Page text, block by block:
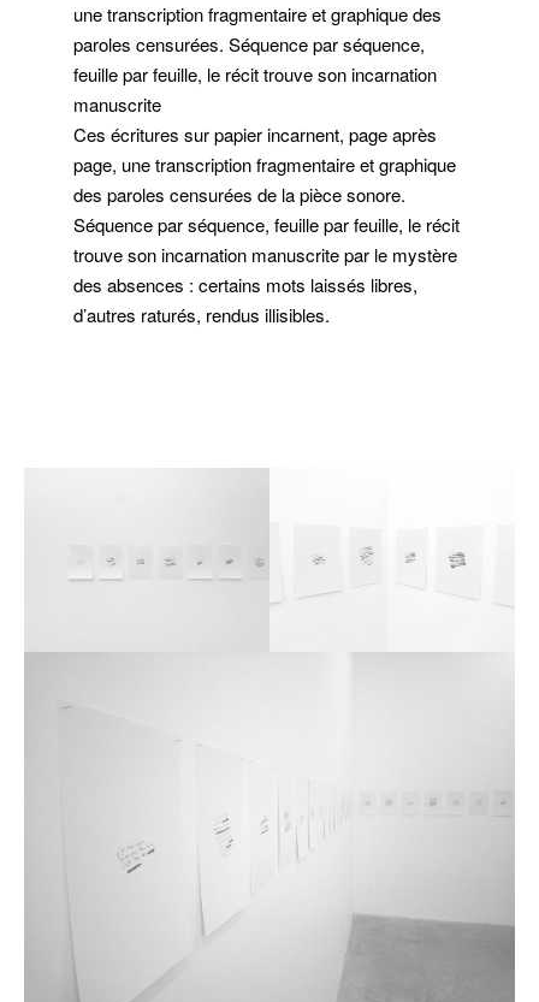
une transcription fragmentaire et graphique des
paroles censurées. Séquence par séquence,
feuille par feuille, le récit trouve son incarnation
manuscrite
Ces écritures sur papier incarnent, page après
page, une transcription fragmentaire et graphique
des paroles censurées de la pièce sonore.
Séquence par séquence, feuille par feuille, le récit
trouve son incarnation manuscrite par le mystère
des absences : certains mots laissés libres,
d’autres raturés, rendus illisibles.